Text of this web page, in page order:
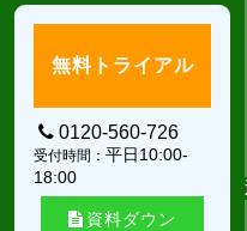
無料トライアル
0120-560-726
受付時間： 平日10:00-
18:00
資料ダウン